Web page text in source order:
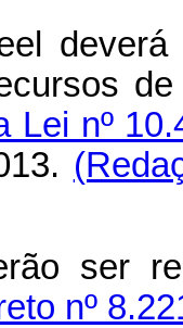
Lei nº
ser
nº